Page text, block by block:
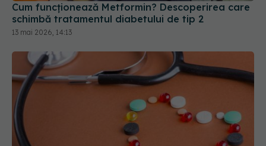
Cum funcționează Metformin? Descoperirea care
schimbă tratamentul diabetului de tip 2
13 mai 2026, 14:13